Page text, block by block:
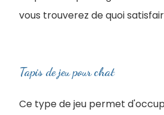
vous trouverez de quoi
Tapis de jeu pour chat
Ce type de jeu permet